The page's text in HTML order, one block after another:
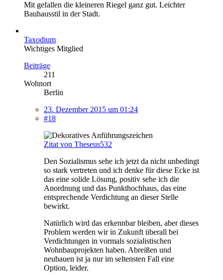
Mit gefallen die kleineren Riegel ganz gut. Leichter
Bauhausstil in der Stadt.
Taxodium
Wichtiges Mitglied
Beiträge
211
Wohnort
Berlin
23. Dezember 2015 um 01:24
#18
Zitat von Theseus532
Den Sozialismus sehe ich jetzt da nicht unbedingt
so stark vertreten und ich denke für diese Ecke ist
das eine solide Lösung, positiv sehe ich die
Anordnung und das Punkthochhaus, das eine
entsprechende Verdichtung an dieser Stelle
bewirkt.
Natürlich wird das erkennbar bleiben, aber dieses
Problem werden wir in Zukunft überall bei
Verdichtungen in vormals sozialistischen
Wohnbauprojekten haben. Abreißen und
neubauen ist ja nur im seltensten Fall eine
Option, leider.